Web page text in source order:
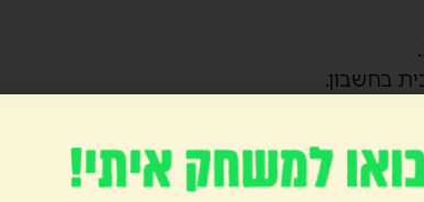
בחשבון.
האתגרים ולמידת עמיתים.